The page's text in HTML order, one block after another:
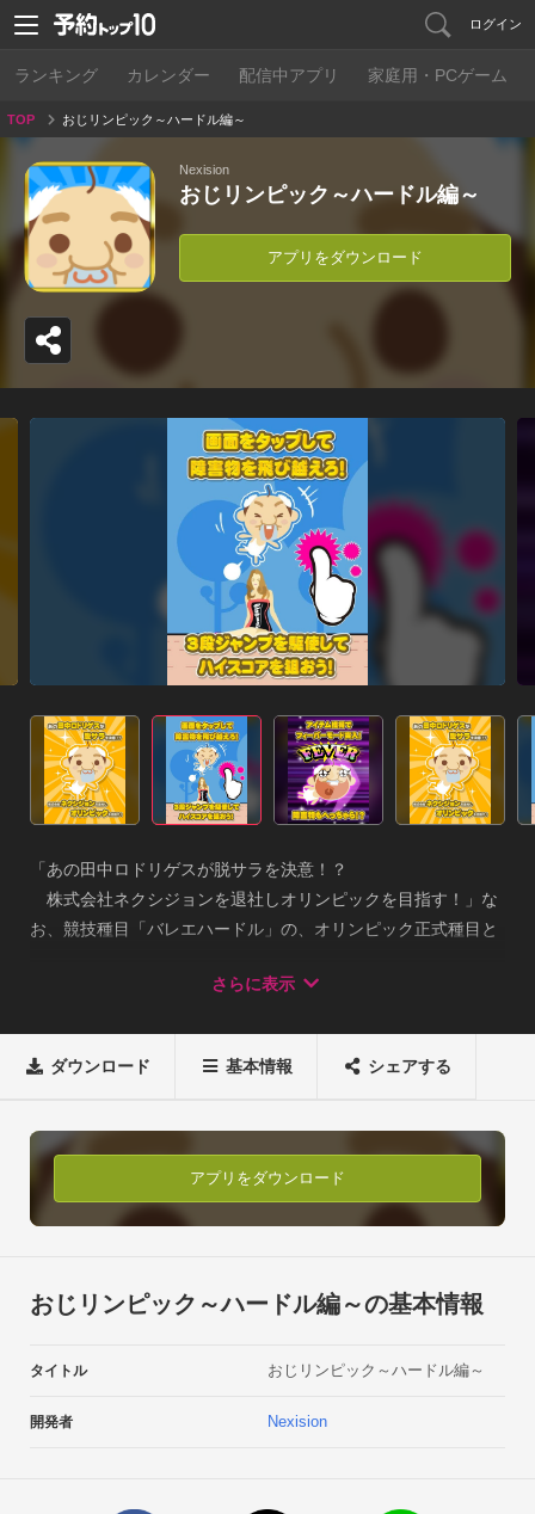
ログイン
ランキング カレンダー 配信中アプリ 家庭用・PCゲーム
TOP おじリンピック～ハードル編～
Nexision
おじリンピック～ハードル編～
アプリをダウンロード
「あの田中ロドリゲスが脱サラを決意！？
株式会社ネクシジョンを退社しオリンピックを目指す！」な
お、競技種目「バレエハードル」の、オリンピック正式種目と
・画面をタップして障害物を飛び越えろ！
・アイテム獲得でフィーバーモード突入！障害物もへっちゃ
―お名前を教えて下さい。
田中ロドリゲスです。―何故バレエの格好を？
バレエハードルって種目知らないでしょうか。
非常にエキサイティングなスポーツですよ。―（バレエの格好
そういう趣味はありません。―ご家族の反応は？
強いて言うなら広告収益です。たまにはタップしてね。―愛人
さらに表示
ダウンロード 基本情報 シェアする
アプリをダウンロード
おじリンピック～ハードル編～の基本情報
タイトル おじリンピック～ハードル編～
開発者 Nexision